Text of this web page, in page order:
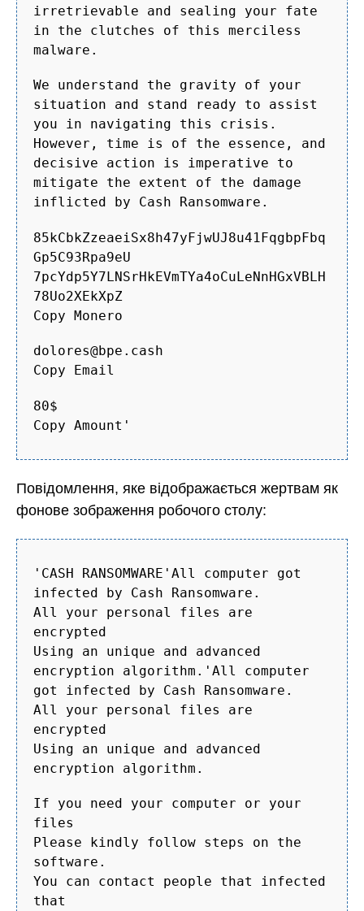
irretrievable and sealing your fate
in the clutches of this merciless
malware.
We understand the gravity of your
situation and stand ready to assist
you in navigating this crisis.
However, time is of the essence, and
decisive action is imperative to
mitigate the extent of the damage
inflicted by Cash Ransomware.
85kCbkZzeaeiSx8h47yFjwUJ8u41FqgbpFbq
Gp5C93Rpa9eU
7pcYdp5Y7LNSrHkEVmTYa4oCuLeNnHGxVBLH
78Uo2XEkXpZ
Copy Monero
dolores@bpe.cash
Copy Email
80$
Copy Amount'
Повідомлення, яке відображається жертвам як
фонове зображення робочого столу:
'CASH RANSOMWARE'All computer got
infected by Cash Ransomware.
All your personal files are
encrypted
Using an unique and advanced
encryption algorithm.'All computer
got infected by Cash Ransomware.
All your personal files are
encrypted
Using an unique and advanced
encryption algorithm.
If you need your computer or your
files
Please kindly follow steps on the
software.
You can contact people that infected
that